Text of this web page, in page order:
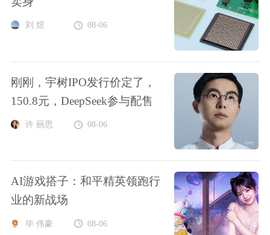
刘 煜 08-06
刚刚，宇树IPO发行价定了，
150.8元，DeepSeek参与配售
许 丽思 08-06
AI游戏搭子：和平精英领跑行
业的新战场
毕 伟豪 08-06